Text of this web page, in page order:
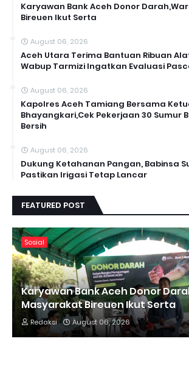
Karyawan Bank Aceh Donor
Bireuen Ikut Serta
August 06, 2026
Aceh Utara Terima Bantuan Ribuan
Wabup Tarmizi Ingatkan Evaluasi
August 06, 2026
Kapolres Aceh Tamiang Bersama
Bhayangkari,Cek Pekerjaan 30 Sumur
Bersih
August 06, 2026
Dukung Ketahanan Pangan, Babinsa
Pastikan Irigasi Tetap Lancar
FEATURED POST
Sosial
Karyawan Bank Aceh Donor
Masyarakat Bireuen Ikut Serta
Redaksi August 06, 2026